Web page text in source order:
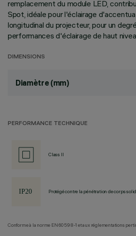
remplacement du module LED,
Spot, idéale pour l'éclairage
longitudinal du projecteur, pour un
performances d'éclairage de haut
DIMENSIONS
Diamètre (mm)
PERFORMANCE TECHNIQUE
Class II
Protégé contre la pénétration de corps
Conforme à la norme EN60598-1 et aux réglementations